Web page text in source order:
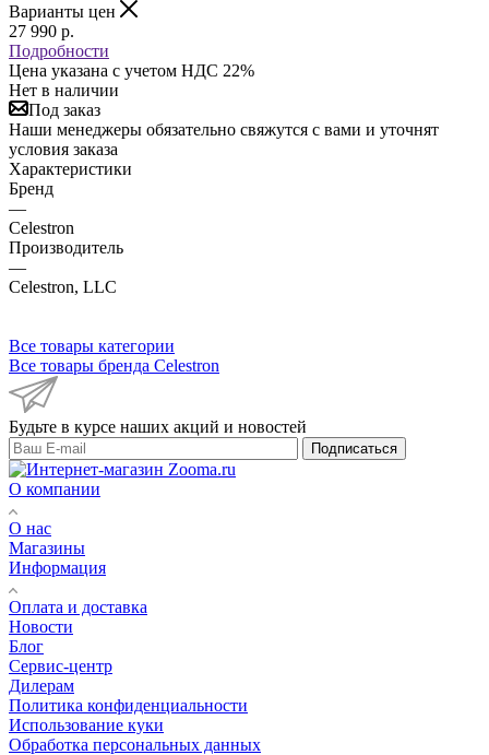
Варианты цен
27 990 р.
Подробности
Цена указана с учетом НДС 22%
Нет в наличии
Под заказ
Наши менеджеры обязательно свяжутся с вами и уточнят
условия заказа
Характеристики
Бренд
—
Celestron
Производитель
—
Celestron, LLC
Все товары категории
Все товары бренда Celestron
Будьте в курсе наших акций и новостей
Подписаться
О компании
О нас
Магазины
Информация
Оплата и доставка
Новости
Блог
Сервис-центр
Дилерам
Политика конфиденциальности
Использование куки
Обработка персональных данных